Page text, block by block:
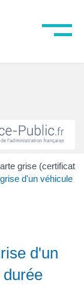
grise (certificat
d'un véhicule
d'un